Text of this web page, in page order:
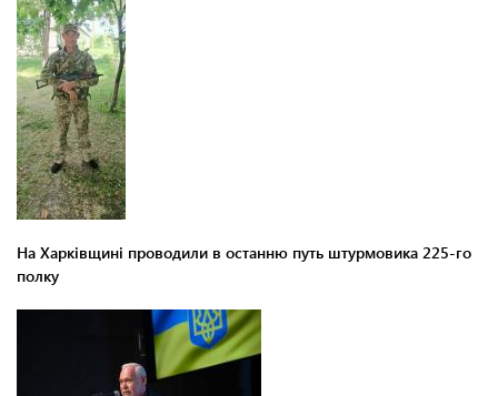
На Харківщині проводили в останню путь штурмовика 225-го
полку